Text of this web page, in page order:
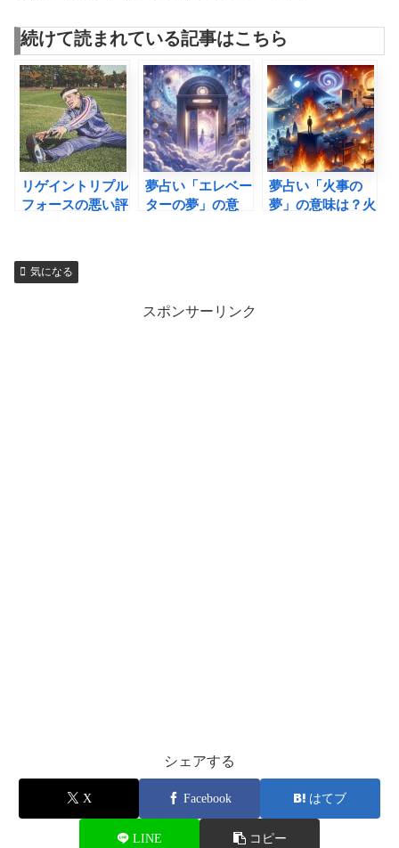
続けて読まれている記事はこちら
リゲイントリプル
フォースの悪い評
法まで徹底解説！
夢占い「エレベー
ターの夢」の意
夢占い「火事の
夢」の意味は？火
気になる
スポンサーリンク
シェアする
X Facebook はてブ
LINE コピー